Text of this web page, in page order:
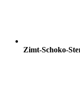
Zimt-Schoko-